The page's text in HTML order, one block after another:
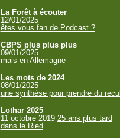
La Forêt à écouter
12/01/2025
êtes vous fan de Podcast ?
CBPS plus plus plus
09/01/2025
mais en Allemagne
Les mots de 2024
08/01/2025
une synthèse pour prendre du recul
Lothar 2025
11 octobre 2019 25 ans plus tard
dans le Ried